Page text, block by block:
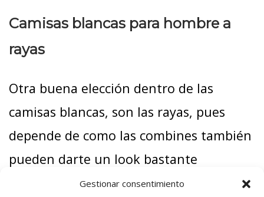
Gestionar consentimiento
Camisas blancas para hombre a
rayas
Otra buena elección dentro de las
camisas blancas, son las rayas, pues
depende de como las combines también
pueden darte un look bastante
interesante. Además que las líneas en